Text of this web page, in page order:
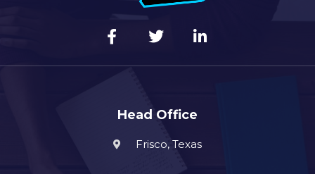
Head Office
Frisco, Texas